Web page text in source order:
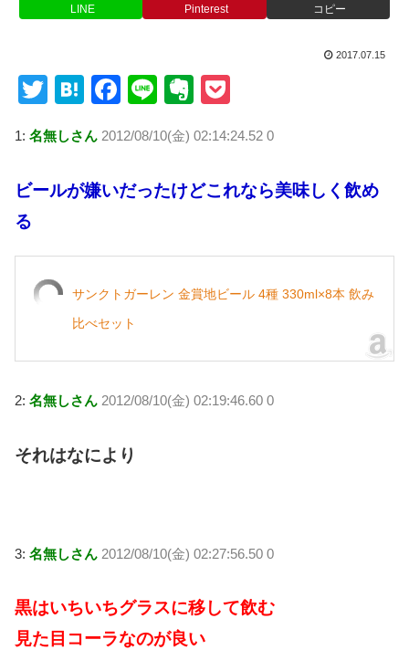
LINE Pinterest コピー
2017.07.15
T
tt
er
H
e
n
a
F
c
e
b
o
k
Li
e
E
er
n
ot
ck
et
1: 名無しさん 2012/08/10(金) 02:14:24.52 0
ビールが嫌いだったけどこれなら美味しく飲め
る
サンクトガーレン 金賞地ビール 4種 330ml×8本 飲み
比べセット
2: 名無しさん 2012/08/10(金) 02:19:46.60 0
それはなにより
3: 名無しさん 2012/08/10(金) 02:27:56.50 0
黒はいちいちグラスに移して飲む
見た目コーラなのが良い